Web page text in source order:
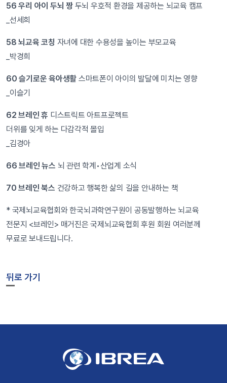
56 우리 아이 두뇌 짱두뇌 우호적 환경을 제공하는 뇌교육 캠프
_선세희
58 뇌교육 코칭 자녀에 대한 수용성을 높이는 부모교육
_박경희
60 슬기로운 육아생활 스마트폰이 아이의 발달에 미치는 영향
_이슬기
62 브레인 휴 디스트릭트 아트프로젝트
더위를 잊게 하는 다감각적 몰입
_김경아
66 브레인 뉴스 뇌 관련 학계•산업계 소식
70 브레인 북스 건강하고 행복한 삶의 길을 안내하는 책
* 국제뇌교육협회와 한국뇌과학연구원이 공동발행하는 뇌교육
전문지 <브레인> 매거진은 국제뇌교육협회 후원 회원 여러분께
무료로 보내드립니다.
뒤로 가기